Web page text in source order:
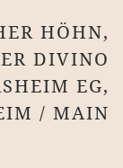
HÖHN,
DIVINO
EG,
/ MAIN